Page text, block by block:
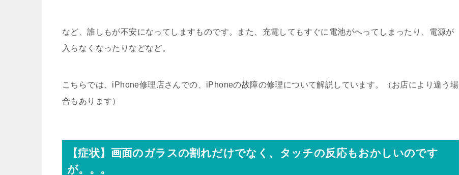
など、誰しもが不安になってしますものです。また、充電してもすぐに電池がへってしまったり、電源が
入らなくなったりなどなど。
こちらでは、iPhone修理店さんでの、iPhoneの故障の修理について解説しています。（お店により違う場
合もあります）
【症状】画面のガラスの割れだけでなく、タッチの反応もおかしいのです
が。。。